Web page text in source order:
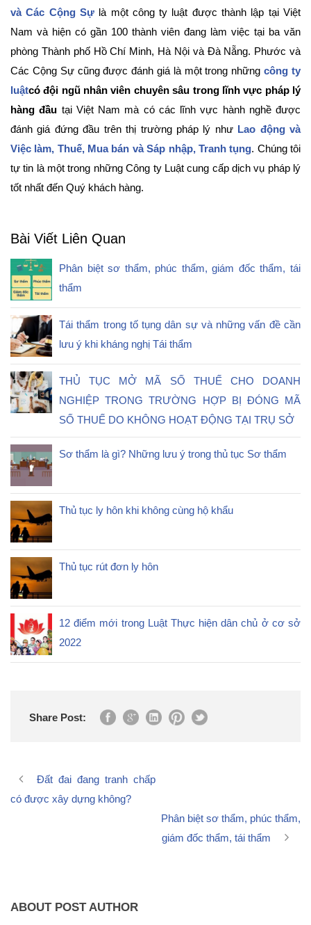
và Các Cộng Sựlà một công ty luật được thành lập tại Việt
Nam và hiện có gần 100 thành viên đang làm việc tại ba văn
phòng Thành phố Hồ Chí Minh, Hà Nội và Đà Nẵng. Phước và
Các Cộng Sự cũng được đánh giá là một trong nhữngcông ty
luậtcó đội ngũ nhân viên chuyên sâu trong lĩnh vực pháp lý
hàng đầu tại Việt Nam mà có các lĩnh vực hành nghề được
đánh giá đứng đầu trên thị trường pháp lý như Lao động và
Việc làm, Thuế, Mua bán và Sáp nhập, Tranh tụng. Chúng tôi
tự tin là một trong những Công ty Luật cung cấp dịch vụ pháp lý
tốt nhất đến Quý khách hàng.
Bài Viết Liên Quan
Phân biệt sơ thẩm, phúc thẩm, giám đốc thẩm, tái
thẩm
Tái thẩm trong tố tụng dân sự và những vấn đề cần
lưu ý khi kháng nghị Tái thẩm
THỦ TỤC MỞ MÃ SỐ THUẾ CHO DOANH
NGHIỆP TRONG TRƯỜNG HỢP BỊ ĐÓNG MÃ
SỐ THUẾ DO KHÔNG HOẠT ĐỘNG TẠI TRỤ SỞ
Sơ thẩm là gì? Những lưu ý trong thủ tục Sơ thẩm
Thủ tục ly hôn khi không cùng hộ khẩu
Thủ tục rút đơn ly hôn
12 điểm mới trong Luật Thực hiện dân chủ ở cơ sở
2022
Share Post:
Đất đai đang tranh chấp
có được xây dựng không?
Phân biệt sơ thẩm, phúc thẩm,
giám đốc thẩm, tái thẩm
ABOUT POST AUTHOR